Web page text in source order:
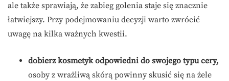
ale także sprawiają, że zabieg golenia staje się znacznie
łatwiejszy. Przy podejmowaniu decyzji warto zwrócić
uwagę na kilka ważnych kwestii.
dobierz kosmetyk odpowiedni do swojego typu cery,
osoby z wrażliwą skórą powinny skusić się na żele